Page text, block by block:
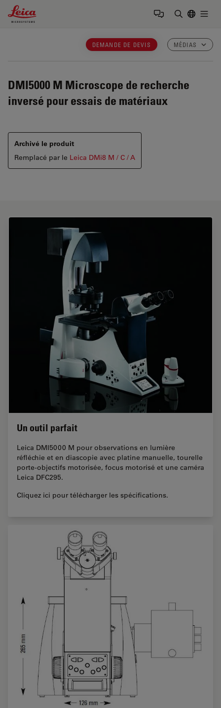
Leica Microsystems Logo
DEMANDE DE DEVIS MÉDIAS
DMI5000 M Microscope de recherche
inversé pour essais de matériaux
Archivé le produit
Remplacé par le Leica DMi8 M / C / A
Un outil parfait
Leica DMI5000 M pour observations en lumière
réfléchie et en diascopie avec platine manuelle, tourelle
porte-objectifs motorisée, focus motorisé et une caméra
Leica DFC295.
Cliquez ici pour télécharger les spécifications.